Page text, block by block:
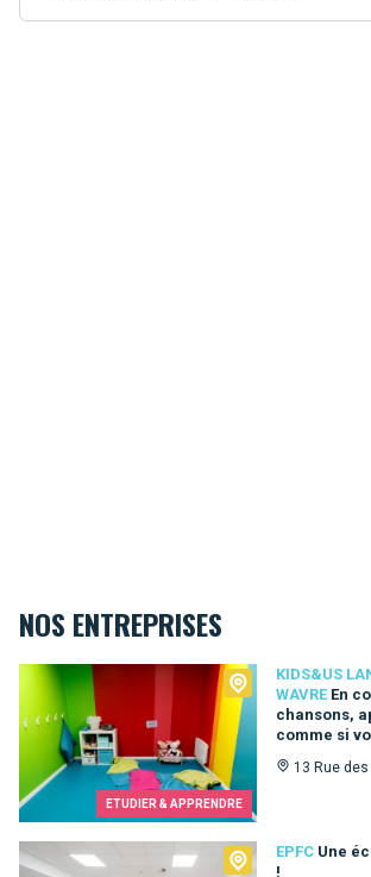
NOS ENTREPRISES
ETUDIER & APPRENDRE
KIDS&US
WAVRE En
chansons,
comme si
13 Rue
Kids&Us language school - Wavre
EPFC Une
!
EPFC